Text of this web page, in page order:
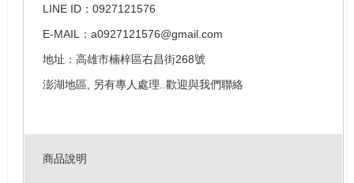
LINE ID：0927121576
E-MAIL：a0927121576@gmail.com
地址：高雄市楠梓區右昌街268號
澎湖地區, 另有專人處理..歡迎與我們聯絡
商品說明